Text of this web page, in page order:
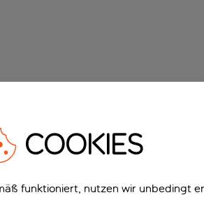
COOKIES
funktioniert, nutzen wir unbedingt